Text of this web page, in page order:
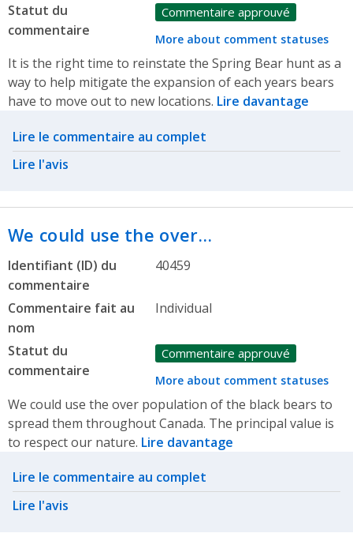
Statut du
commentaire
Commentaire approuvé
More about comment statuses
It is the right time to reinstate the Spring Bear hunt as a
way to help mitigate the expansion of each years bears
have to move out to new locations. Lire davantage
Related actions
Lire le commentaire au complet
Lire l'avis
We could use the over…
Identifiant (ID) du
commentaire
40459
Commentaire fait au
nom
Individual
Statut du
commentaire
Commentaire approuvé
More about comment statuses
We could use the over population of the black bears to
spread them throughout Canada. The principal value is
to respect our nature. Lire davantage
Related actions
Lire le commentaire au complet
Lire l'avis